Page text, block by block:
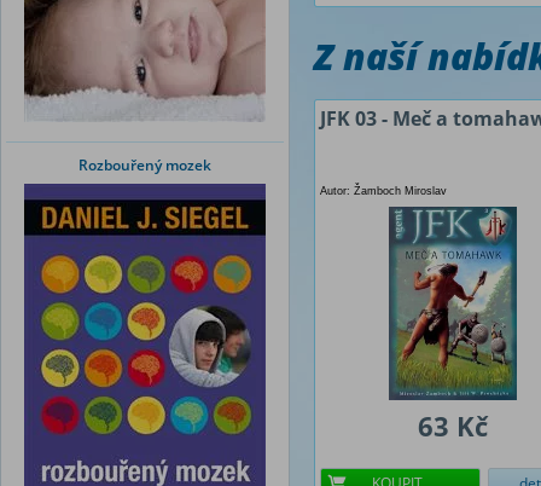
Rozbouřený mozek
Z naší
JFK 03 - Meč a
Autor: Žamboch Miroslav
63 Kč